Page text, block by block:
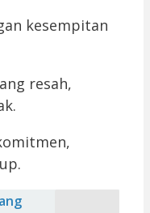
kesempitan
resah,